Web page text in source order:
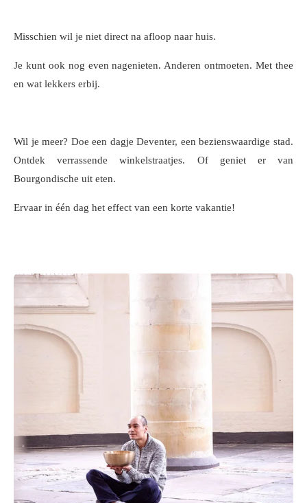
Misschien wil je niet direct na afloop naar huis.
Je kunt ook nog even nagenieten. Anderen ontmoeten. Met thee
en wat lekkers erbij.
Wil je meer? Doe een dagje Deventer, een bezienswaardige stad.
Ontdek verrassende winkelstraatjes. Of geniet er van
Bourgondische uit eten.
Ervaar in één dag het effect van een korte vakantie!